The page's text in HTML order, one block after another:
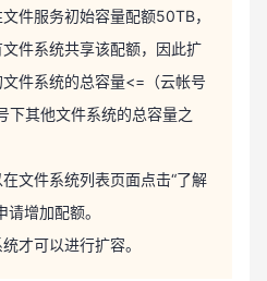
件服务初始容量配额50TB，
件系统共享该配额，因此扩
件系统的总容量<=（云帐号
下其他文件系统的总容量之
文件系统列表页面点击“了解
增加配额。
才可以进行扩容。